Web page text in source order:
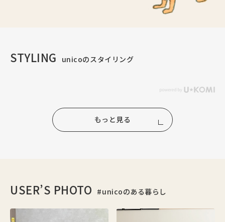
STYLING unicoのスタイリング
もっと見る
USER’S PHOTO #unicoのある暮らし